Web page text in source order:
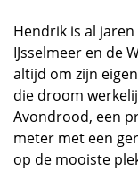
Hendrik is al
IJsselmeer en de
altijd om zijn
die droom
Avondrood, een
meter met een
op de mooiste